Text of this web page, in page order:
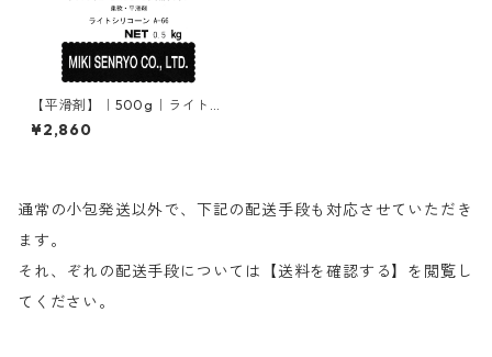
【平滑剤】｜500g｜ライトシ
リコーンA-66
¥2,860
通常の小包発送以外で、下記の配送手段も対応させていただき
ます。
それ、ぞれの配送手段については【送料を確認する】を閲覧し
てください。